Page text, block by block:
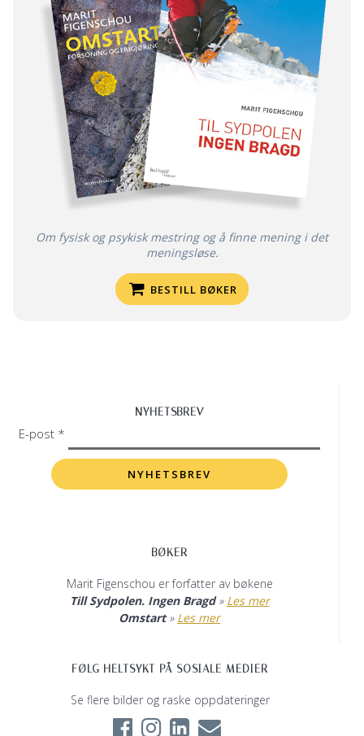
Om fysisk og psykisk mestring og å finne mening i det
meningsløse.
BESTILL BØKER
NYHETSBREV
E-post *
BØKER
Marit Figenschou er forfatter av bøkene
Till Sydpolen. Ingen Bragd» Les mer
Omstart» Les mer
FØLG HELTSYKT PÅ SOSIALE MEDIER
Se flere bilder og raske oppdateringer